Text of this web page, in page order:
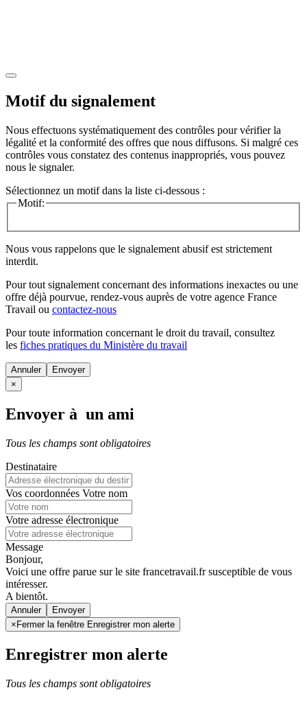
Motif du signalement
Nous effectuons systématiquement des contrôles pour vérifier la
légalité et la conformité des offres que nous diffusons. Si malgré ces
contrôles vous constatez des contenus inappropriés, vous pouvez
nous le signaler.
Sélectionnez un motif dans la liste ci-dessous :
Motif:
Nous vous rappelons que le signalement abusif est strictement
interdit.
Pour tout signalement concernant des informations inexactes ou une
offre déjà pourvue, rendez-vous auprès de votre agence France
Travail ou contactez-nous
Pour toute information concernant le droit du travail, consultez
les fiches pratiques du Ministère du travail
Annuler
×
Envoyer à un ami
Tous les champs sont obligatoires
Destinataire
Vos coordonnées Votre nom
Votre adresse électronique
Message
Bonjour,
Voici une offre parue sur le site francetravail.fr susceptible de vous
intéresser.
A bientôt.
Annuler
× Fermer la fenêtre Enregistrer mon alerte
Enregistrer mon alerte
Tous les champs sont obligatoires